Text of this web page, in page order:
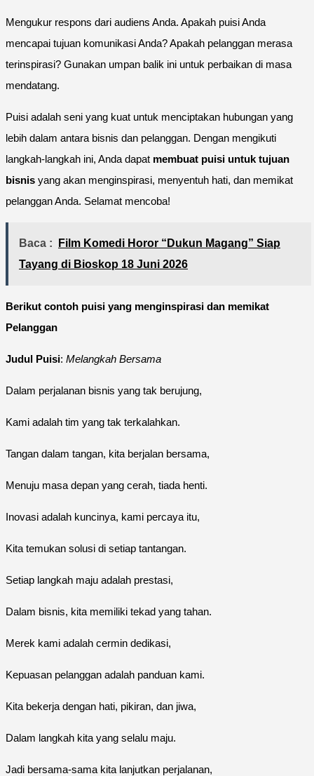
Mengukur respons dari audiens Anda. Apakah puisi Anda
mencapai tujuan komunikasi Anda? Apakah pelanggan merasa
terinspirasi? Gunakan umpan balik ini untuk perbaikan di masa
mendatang.
Puisi adalah seni yang kuat untuk menciptakan hubungan yang
lebih dalam antara bisnis dan pelanggan. Dengan mengikuti
langkah-langkah ini, Anda dapat membuat puisi untuk tujuan
bisnis yang akan menginspirasi, menyentuh hati, dan memikat
pelanggan Anda. Selamat mencoba!
Baca :
Film Komedi Horor “Dukun Magang” Siap
Tayang di Bioskop 18 Juni 2026
Berikut contoh puisi yang menginspirasi dan memikat
Pelanggan
Judul Puisi: Melangkah Bersama
Dalam perjalanan bisnis yang tak berujung,
Kami adalah tim yang tak terkalahkan.
Tangan dalam tangan, kita berjalan bersama,
Menuju masa depan yang cerah, tiada henti.
Inovasi adalah kuncinya, kami percaya itu,
Kita temukan solusi di setiap tantangan.
Setiap langkah maju adalah prestasi,
Dalam bisnis, kita memiliki tekad yang tahan.
Merek kami adalah cermin dedikasi,
Kepuasan pelanggan adalah panduan kami.
Kita bekerja dengan hati, pikiran, dan jiwa,
Dalam langkah kita yang selalu maju.
Jadi bersama-sama kita lanjutkan perjalanan,